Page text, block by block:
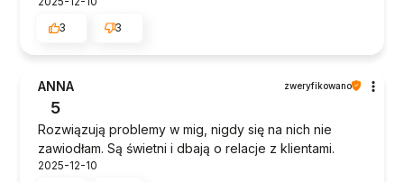
3
3
ANNA zweryfikowano
5
Rozwiązują problemy w mig, nigdy się na nich nie
zawiodłam. Są świetni i dbają o relacje z klientami.
2025-12-10